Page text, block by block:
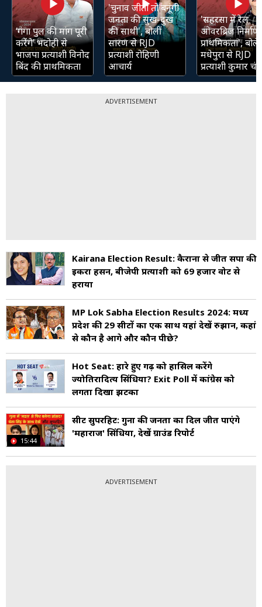
‘गंगा पुल की मांग पूरी
करेंगे’ भदोही से
भाजपा प्रत्याशी विनोद
बिंद की प्राथमिकता
'चुनाव जीती तो बनूंगी
जनता की सुख-दुख
की साथी', बोलीं
सारण से RJD
प्रत्याशी रोहिणी
आचार्य
'सहरसा में रेल
ओवरब्रिज निर्माण
प्राथमिकता', बोले
मधेपुरा से RJD
प्रत्याशी कुमार
ADVERTISEMENT
Kairana Election Result: कैराना से जीतीं सपा की
इकरा हसन, बीजेपी प्रत्याशी को 69 हजार वोट से
हराया
MP Lok Sabha Election Results 2024: मध्य
प्रदेश की 29 सीटों का एक साथ यहां देखें रुझान, कहां
से कौन है आगे और कौन पीछे?
Hot Seat: हारे हुए गढ़ को हासिल करेंगे
ज्योतिरादित्य सिंधिया? Exit Poll में कांग्रेस को
लगता दिखा झटका
15:44
सीट सुपरहिट: गुना की जनता का दिल जीत पाएंगे
'महाराज' सिंधिया, देखें ग्राउंड रिपोर्ट
ADVERTISEMENT